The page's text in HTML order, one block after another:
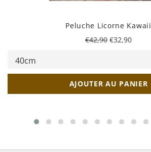
Peluche Licorne Kawaii
Prix
€42,90 Prix
€32,90
AJOUTER AU PANIER